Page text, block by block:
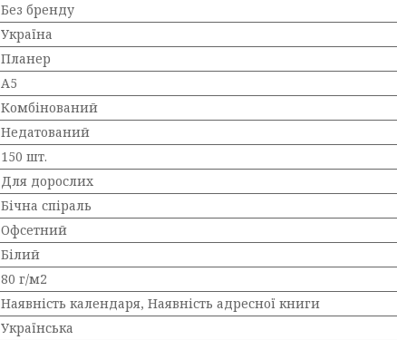
Без бренду
Україна
Планер
A5
Комбінований
Недатований
150 шт.
Для дорослих
Бічна спіраль
Офсетний
Білий
80 г/м2
Наявність календаря, Наявність адресної книги
Українська